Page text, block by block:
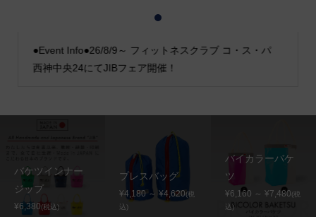
●Event Info●26/8/9～ フィットネスクラブ コ・ス・パ
西神中央24にてJIBフェア開催！
2
バケツインナー
ジップ
¥6,380(税込)
プレスバッグ
¥4,180 ～ ¥4,620(税
込)
バイカラーバケ
ツ
¥6,160 ～ ¥7,480(税
込)